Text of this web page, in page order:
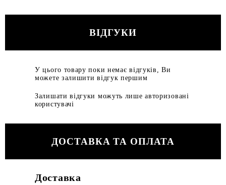
ВІДГУКИ
У цього товару поки немає відгуків, Ви
можете залишити відгук першим
Залишати відгуки можуть лише авторизовані
користувачі
ДОСТАВКА ТА ОПЛАТА
Доставка